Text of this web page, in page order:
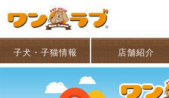
子犬・子猫情報 店舗紹介